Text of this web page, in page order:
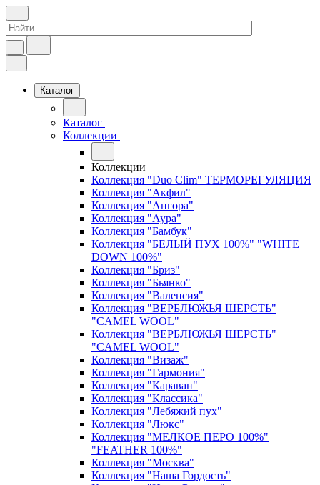
Каталог
Каталог
Коллекции
Коллекции
Коллекция "Duo Clim" ТЕРМОРЕГУЛЯЦИЯ
Коллекция "Акфил"
Коллекция "Ангора"
Коллекция "Аура"
Коллекция "Бамбук"
Коллекция "БЕЛЫЙ ПУХ 100%" "WHITE
DOWN 100%"
Коллекция "Бриз"
Коллекция "Бьянко"
Коллекция "Валенсия"
Коллекция "ВЕРБЛЮЖЬЯ ШЕРСТЬ"
"CAMEL WOOL"
Коллекция "ВЕРБЛЮЖЬЯ ШЕРСТЬ"
"CAMEL WOOL"
Коллекция "Визаж"
Коллекция "Гармония"
Коллекция "Караван"
Коллекция "Классика"
Коллекция "Лебяжий пух"
Коллекция "Люкс"
Коллекция "МЕЛКОЕ ПЕРО 100%"
"FEATHER 100%"
Коллекция "Москва"
Коллекция "Наша Гордость"